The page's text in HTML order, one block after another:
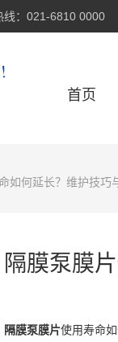
线：021-6810 0000
首页
如何延长？维护技巧
隔膜泵膜
隔膜泵膜片使用寿命